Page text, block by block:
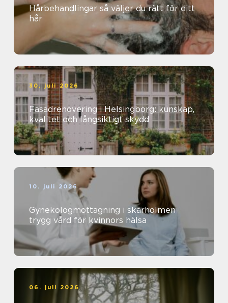
Hårbehandlingar så väljer du rätt för ditt
hår
30. juli 2026
Fasadrenovering i Helsingborg: kunskap,
kvalitet och långsiktigt skydd
10. juli 2026
Gynekologmottagning i skärholmen
trygg vård för kvinnors hälsa
06. juli 2026